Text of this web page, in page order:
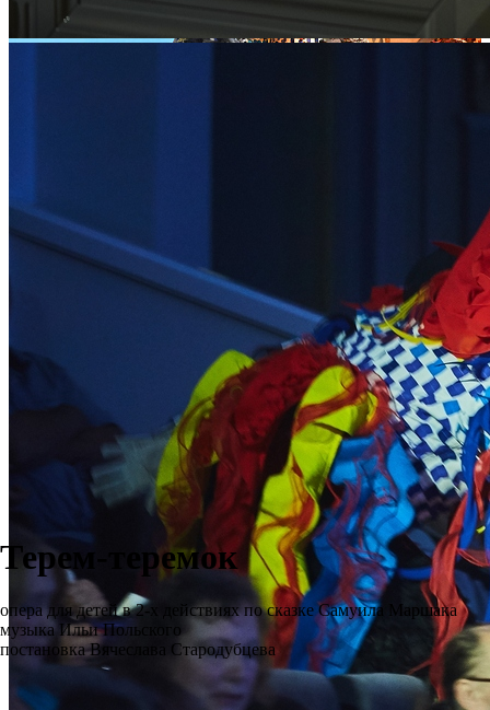
Терем-теремок
опера для детей в 2-х действиях по сказке Самуила Маршака
музыка Ильи Польского
постановка Вячеслава Стародубцева